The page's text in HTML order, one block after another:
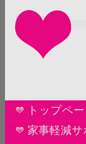
トップペ
家事軽減サ